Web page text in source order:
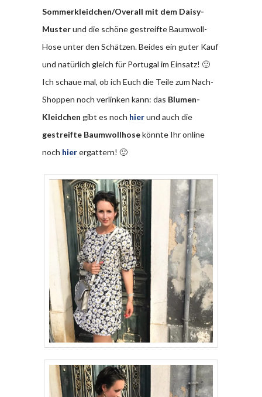
Sommerkleidchen/Overall mit dem Daisy-
Musterund die schöne gestreifte Baumwoll-
Hose unter den Schätzen. Beides ein guter Kauf
und natürlich gleich für Portugal im Einsatz! 🙂
Ich schaue mal, ob ich Euch die Teile zum Nach-
Shoppen noch verlinken kann: das Blumen-
Kleidchen gibt es noch hierund auch die
gestreifte Baumwollhosekönnte Ihr online
noch hier ergattern! 🙂